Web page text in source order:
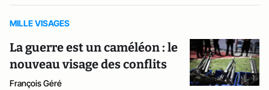
MILLE VISAGES
La guerre est un caméléon : le
nouveau visage des conflits
François Géré